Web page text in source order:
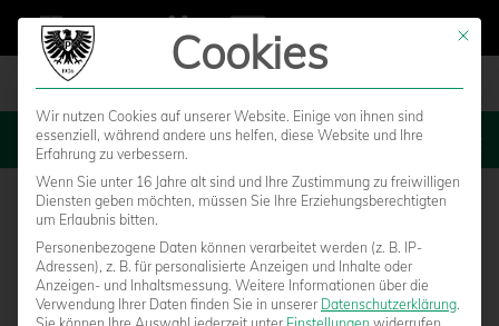
MENU
TSV 1860 München – SC Preußen
Mit
Cookies
Wir nutzen Cookies auf unserer Website. Einige von ihnen sind
essenziell, während andere uns helfen, diese Website und Ihre
Erfahrung zu verbessern.
Wenn Sie unter 16 Jahre alt sind und Ihre Zustimmung zu freiwilligen
Diensten geben möchten, müssen Sie Ihre Erziehungsberechtigten
um Erlaubnis bitten.
Personenbezogene Daten können verarbeitet werden (z. B. IP-
Adressen), z. B. für personalisierte Anzeigen und Inhalte oder
Anzeigen- und Inhaltsmessung. Weitere Informationen über die
Verwendung Ihrer Daten finden Sie in unserer Datenschutzerklärung.